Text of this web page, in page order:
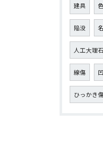
建具
陥没
人工大理石
線傷
ひっかき傷